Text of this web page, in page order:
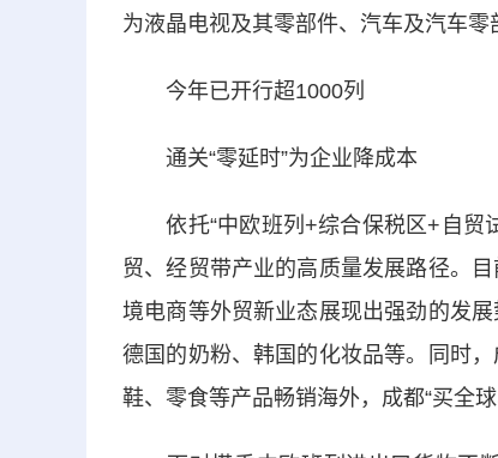
为液晶电视及其零部件、汽车及汽车零
今年已开行超1000列
通关“零延时”为企业降成本
依托“中欧班列+综合保税区+自贸
贸、经贸带产业的高质量发展路径。
境电商等外贸新业态展现出强劲的发
德国的奶粉、韩国的化妆品等。同时
鞋、零食等产品畅销海外，成都“买全